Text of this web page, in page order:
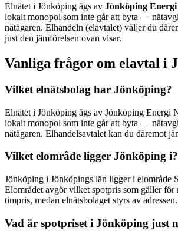
Elnätet i Jönköping ägs av Jönköping
lokalt monopol som inte går att byta —
nätägaren. Elhandeln (elavtalet) väljer du
just den jämförelsen ovan visar.
Vanliga frågor om elavtal i
Vilket elnätsbolag har Jönköping?
Elnätet i Jönköping ägs av Jönköping Energi
lokalt monopol som inte går att byta —
nätägaren. Elhandelsavtalet kan du däremot
Vilket elområde ligger Jönköping i?
Jönköping i Jönköpings län ligger i elområde
Elområdet avgör vilket spotpris som gäller för
timpris, medan elnätsbolaget styrs av adressen.
Vad är spotpriset i Jönköping just